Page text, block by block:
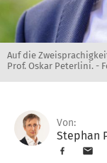
Auf die
Prof. Oskar Peterlini. -
Von:
Stephan